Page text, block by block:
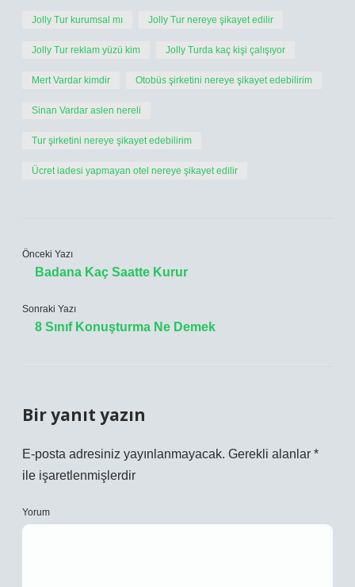
Jolly Tur kurumsal mı Jolly Tur nereye şikayet edilir
Jolly Tur reklam yüzü kim Jolly Turda kaç kişi çalışıyor
Mert Vardar kimdir Otobüs şirketini nereye şikayet edebilirim
Sinan Vardar aslen nereli
Tur şirketini nereye şikayet edebilirim
Ücret iadesi yapmayan otel nereye şikayet edilir
Önceki Yazı
Badana Kaç Saatte Kurur
Sonraki Yazı
8 Sınıf Konuşturma Ne Demek
Bir yanıt yazın
E-posta adresiniz yayınlanmayacak. Gerekli alanlar *
ile işaretlenmişlerdir
Yorum